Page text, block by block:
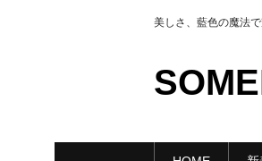
美しさ、藍色の魔法